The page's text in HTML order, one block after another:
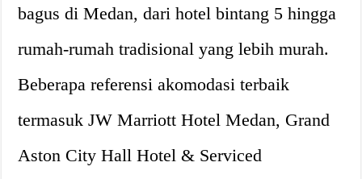
bagus di Medan, dari hotel bintang 5 hingga
rumah-rumah tradisional yang lebih murah.
Beberapa referensi akomodasi terbaik
termasuk JW Marriott Hotel Medan, Grand
Aston City Hall Hotel & Serviced